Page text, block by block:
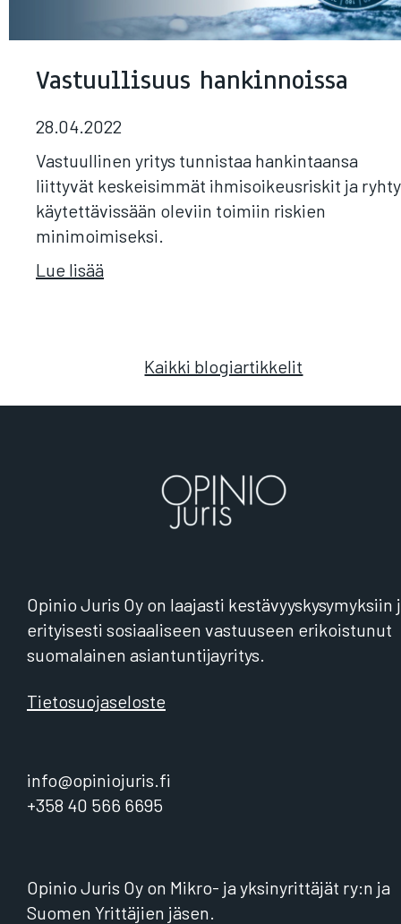
Vastuullisuus hankinnoissa
28.04.2022
Vastuullinen yritys tunnistaa hankintaansa
liittyvät keskeisimmät ihmisoikeusriskit ja
käytettävissään oleviin toimiin riskien
minimoimiseksi.
Lue lisää
Kaikki blogiartikkelit
Opinio Juris Oy on laajasti kestävyyskysymyksiin
erityisesti sosiaaliseen vastuuseen erikoistunut
suomalainen asiantuntijayritys.
Tietosuojaseloste
info@opiniojuris.fi
+358 40 566 6695
Opinio Juris Oy on Mikro- ja yksinyrittäjät ry:n ja
Suomen Yrittäjien jäsen.